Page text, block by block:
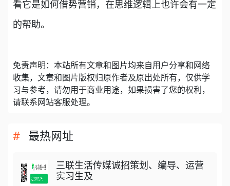
看它是如何借势营销，在思维逻辑上也许会有一定
的帮助。
免责声明：本站所有文章和图片均来自用户分享和网络
收集，文章和图片版权归原作者及原出处所有，仅供学
习与参考，请勿用于商业用途，如果损害了您的权利，
请联系网站客服处理。
最热网址
三联生活传媒诚招策划、编导、运营
实习生及